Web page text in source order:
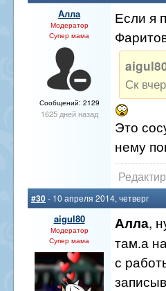
Алла
Модератор
Супер мама
Сообщений: 2129
1625 дней назад
Если я
Ск
Это
нему
#30- 10 апреля 2014, четверг
aigul80
Модератор
Супер мама
Алла,
там.а
с